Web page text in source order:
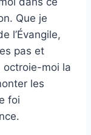
Que je
l’Évangile,
pas et
octroie-moi la
les
foi